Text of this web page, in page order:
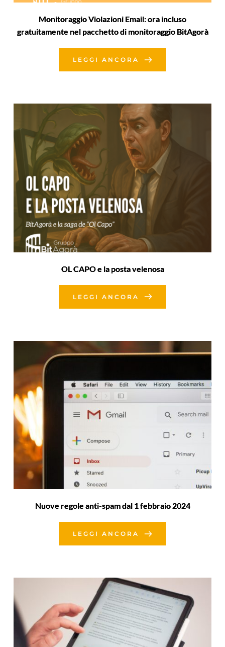
Monitoraggio Violazioni Email: ora incluso
gratuitamente nel pacchetto di monitoraggio BitAgorà
LEGGI ANCORA
OL CAPO e la posta velenosa
LEGGI ANCORA
Nuove regole anti-spam dal 1 febbraio 2024
LEGGI ANCORA